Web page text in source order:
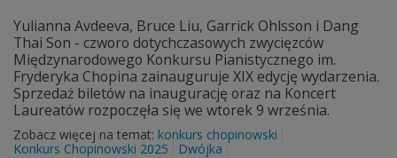
Yulianna Avdeeva, Bruce Liu, Garrick Ohlsson i Dang
Thai Son - czworo dotychczasowych zwycięzców
Międzynarodowego Konkursu Pianistycznego im.
Fryderyka Chopina zainauguruje XIX edycję wydarzenia.
Sprzedaż biletów na inaugurację oraz na Koncert
Laureatów rozpoczęła się we wtorek 9 września.
Zobacz więcej na temat: konkurs chopinowski
Konkurs Chopinowski 2025
Dwójka